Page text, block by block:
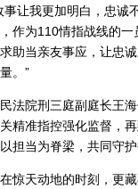
事让我更加明白，忠诚
作为110情指战线的
助当亲友事应，让忠
。”
法院刑三庭副庭长王
精准指控强化监督，
担当为脊梁，共同守
惊天动地的时刻，更